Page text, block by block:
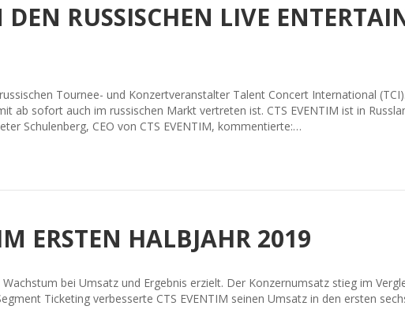
RUSSISCHEN LIVE
Tournee- und Konzertveranstalter Talent Concert International
ab sofort auch im russischen Markt vertreten ist. CTS EVENTIM ist in
Schulenberg, CEO von CTS EVENTIM, kommentierte:…
ERSTEN HALBJAHR 2019
bei Umsatz und Ergebnis erzielt. Der Konzernumsatz stieg im
Ticketing verbesserte CTS EVENTIM seinen Umsatz in den ersten